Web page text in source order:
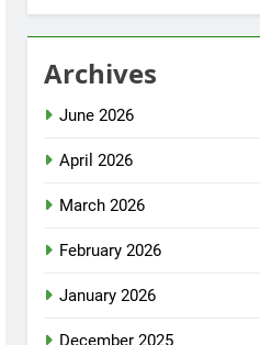
Archives
June 2026
April 2026
March 2026
February 2026
January 2026
December 2025